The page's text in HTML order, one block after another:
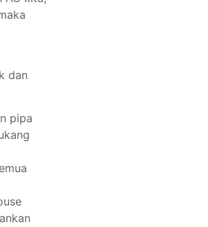
dan
pipa